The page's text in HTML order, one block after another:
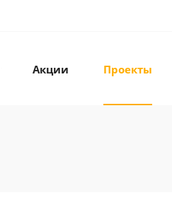
Акции Проекты